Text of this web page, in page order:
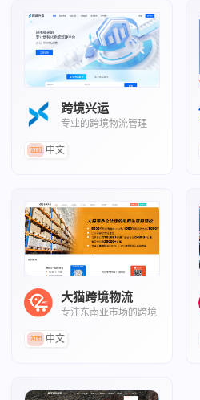
跨境兴运
专业的跨境物流管理
中文
大猫跨境物流
专注东南亚市场的跨境
中文